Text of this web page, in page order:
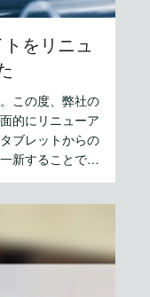
をリニュ
この度、弊社の
的にリニューア
ブレットからの
新することで、